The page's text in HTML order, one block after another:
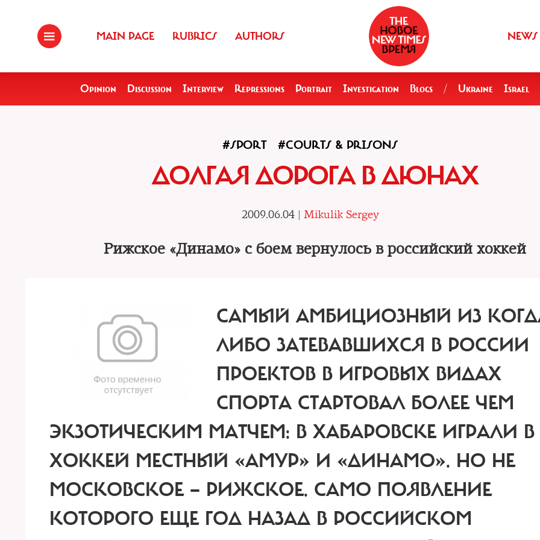
MAIN PAGE RUBRICS AUTHORS NEWS
Opinion Discussion Interview Repressions Portrait Investigation Blogs / Ukraine Israel
#SPORT #COURTS & PRISONS
ДОЛГАЯ ДОРОГА В ДЮНАХ
2009.06.04 | Mikulik Sergey
Рижское «Динамо» с боем вернулось в российский хоккей
САМЫЙ АМБИЦИОЗНЫЙ ИЗ
ЛИБО ЗАТЕВАВШИХСЯ В РОССИИ
ПРОЕКТОВ В ИГРОВЫХ ВИДАХ
СПОРТА СТАРТОВАЛ БОЛЕЕ ЧЕМ
ЭКЗОТИЧЕСКИМ МАТЧЕМ: В ХАБАРОВСКЕ ИГРАЛИ В
ХОККЕЙ МЕСТНЫЙ «АМУР» И «ДИНАМО». НО НЕ
МОСКОВСКОЕ — РИЖСКОЕ. САМО ПОЯВЛЕНИЕ
КОТОРОГО ЕЩЕ ГОД НАЗАД В РОССИЙСКОМ